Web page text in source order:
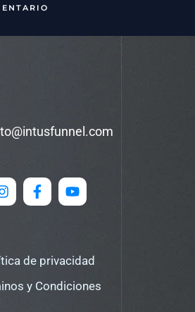
de privacidad
y Condiciones